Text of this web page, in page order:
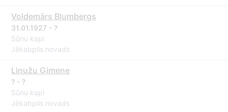
Voldemārs Blumbergs
31.01.1927 - ?
Sūnu kapi
Jēkabpils novads
Linužu Ģimene
? - ?
Sūnu kapi
Jēkabpils novads